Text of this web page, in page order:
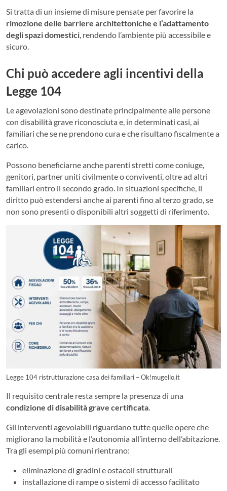
Si tratta di un insieme di misure pensate per favorire la
rimozione delle barriere architettoniche e l’adattamento
degli spazi domestici , rendendo l’ambiente più accessibile e
sicuro.
Chi può accedere agli incentivi della
Legge 104
Le agevolazioni sono destinate principalmente alle persone
con disabilità grave riconosciuta e, in determinati casi, ai
familiari che se ne prendono cura e che risultano fiscalmente a
carico.
Possono beneficiarne anche parenti stretti come coniuge,
genitori, partner uniti civilmente o conviventi, oltre ad altri
familiari entro il secondo grado. In situazioni specifiche, il
diritto può estendersi anche ai parenti fino al terzo grado, se
non sono presenti o disponibili altri soggetti di riferimento.
Legge 104 ristrutturazione casa dei familiari – Ok!mugello.it
Il requisito centrale resta sempre la presenza di una
condizione di disabilità grave certificata.
Gli interventi agevolabili riguardano tutte quelle opere che
migliorano la mobilità e l’autonomia all’interno dell’abitazione.
Tra gli esempi più comuni rientrano:
eliminazione di gradini e ostacoli strutturali
installazione di rampe o sistemi di accesso facilitato